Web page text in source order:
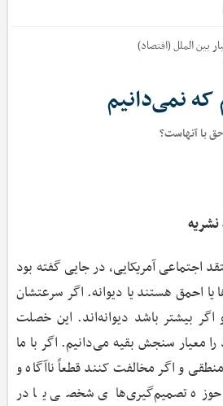
بین الملل (اقتصاد)
نمی‌دانیم
با آنهاست؟
اجتماعی آمریکایی، در جایی گفته بود
یا احمق هستند یا دیوانه. اگر سرعتشان
بیشتر باشد دیوانه‌اند. این خصلت
معیار سنجش بقیه می‌دانیم. اگر با ما
و اگر مخالفت کنند قطعاً ناآگاه و
تصمیم‌گیری‌های شخصی یا در